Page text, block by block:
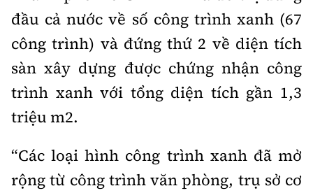
đầu cả nước về số công trình xanh (67
công trình) và đứng thứ 2 về diện tích
sàn xây dựng được chứng nhận công
trình xanh với tổng diện tích gần 1,3
triệu m2.
“Các loại hình công trình xanh đã mở
rộng từ công trình văn phòng, trụ sở cơ